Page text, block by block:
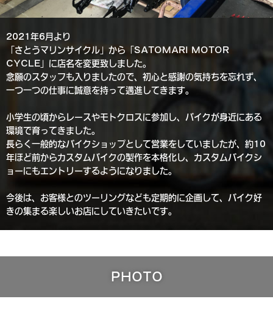
2021年6月より
「さとうマリンサイクル」から「SATOMARI MOTOR
CYCLE」に店名を変更致しました。
念願のスタッフも入りましたので、初心と感謝の気持ちを忘れず、
一つ一つの仕事に誠意を持って邁進してきます。
小学生の頃からレースやモトクロスに参加し、バイクが身近にある
環境で育ってきました。
長らく一般的なバイクショップとして営業をしていましたが、約10
年ほど前からカスタムバイクの製作を本格化し、カスタムバイクシ
ョーにもエントリーするようになりました。
今後は、お客様とのツーリングなども定期的に企画して、バイク好
きの集まる楽しいお店にしていきたいです。
PHOTO